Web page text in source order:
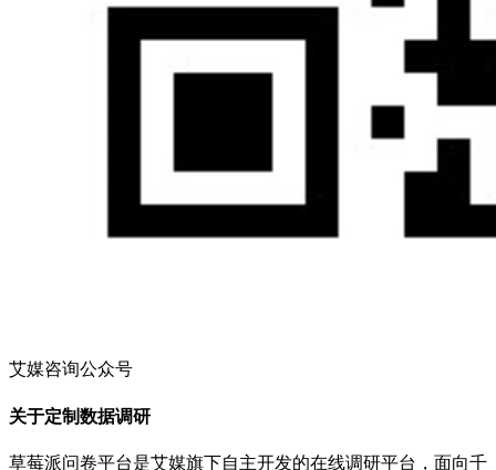
艾媒咨询公众号
关于定制数据调研
草莓派问卷平台是艾媒旗下自主开发的在线调研平台，面向千